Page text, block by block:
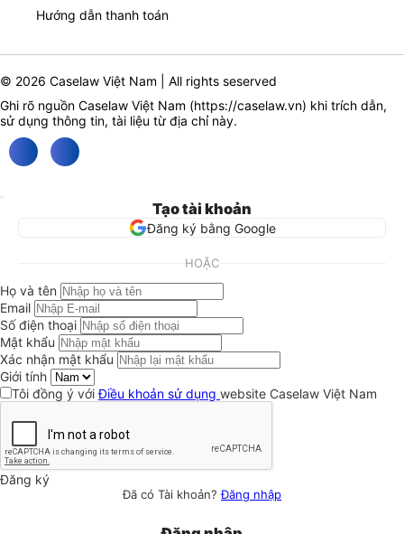
Hướng dẫn thanh toán
© 2026 Caselaw Việt Nam | All rights seserved
Ghi rõ nguồn Caselaw Việt Nam (https://caselaw.vn) khi trích dẫn,
sử dụng thông tin, tài liệu từ địa chỉ này.
Tạo tài khoản
Đăng ký bằng Google
HOẶC
Họ và tên
Email
Số điện thoại
Mật khẩu
Xác nhận mật khẩu
Giới tính
Tôi đồng ý vớiĐiều khoản sử dụng website Caselaw Việt Nam
Đăng ký
Đã có Tài khoản?Đăng nhập